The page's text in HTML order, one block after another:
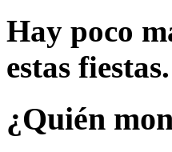
Hay poco
estas fiestas.
¿Quién